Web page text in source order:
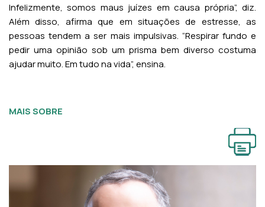
Infelizmente, somos maus juízes em causa própria”, diz.
Além disso, afirma que em situações de estresse, as
pessoas tendem a ser mais impulsivas. “Respirar fundo e
pedir uma opinião sob um prisma bem diverso costuma
ajudar muito. Em tudo na vida”, ensina.
MAIS SOBRE